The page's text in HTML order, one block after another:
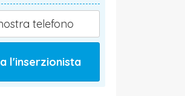
telefono
l'inserzionista